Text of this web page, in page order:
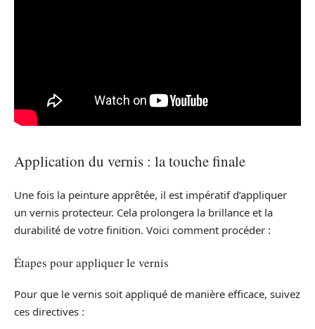
Application du vernis : la touche finale
Une fois la peinture apprêtée, il est impératif d’appliquer
un vernis protecteur. Cela prolongera la brillance et la
durabilité de votre finition. Voici comment procéder :
Étapes pour appliquer le vernis
Pour que le vernis soit appliqué de manière efficace, suivez
ces directives :